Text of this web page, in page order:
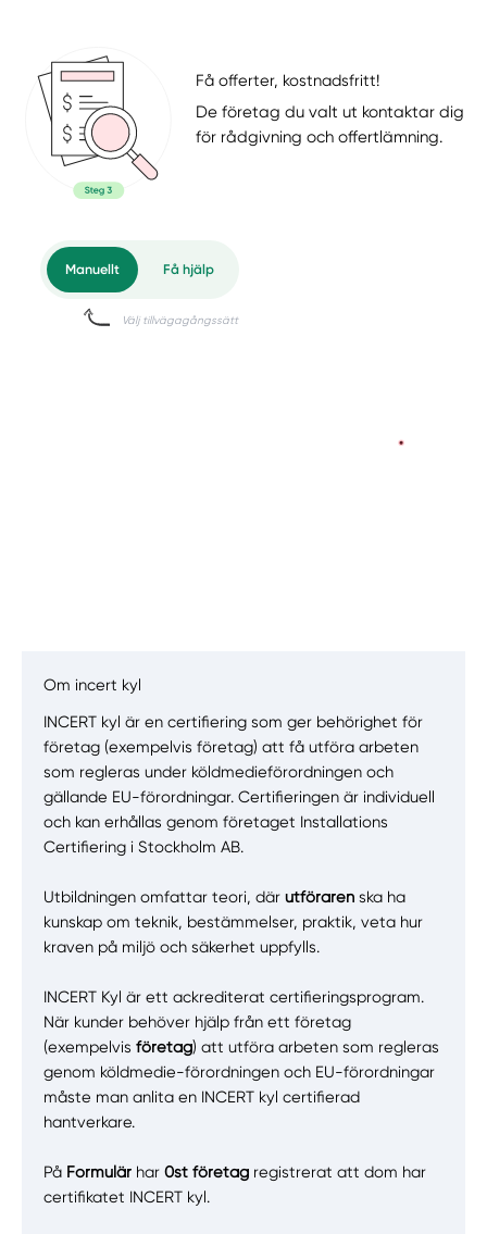
Få offerter, kostnadsfritt!
De företag du valt ut kontaktar dig
för rådgivning och offertlämning.
Manuellt Få hjälp
Välj tillvägagångssätt
Om incert kyl
INCERT kyl är en certifiering som ger behörighet för
företag (exempelvis företag) att få utföra arbeten
som regleras under köldmedieförordningen och
gällande EU-förordningar. Certifieringen är individuell
och kan erhållas genom företaget Installations
Certifiering i Stockholm AB.
Utbildningen omfattar teori, därutföraren ska ha
kunskap om teknik, bestämmelser, praktik, veta hur
kraven på miljö och säkerhet uppfylls.
INCERT Kyl är ett ackrediterat certifieringsprogram.
När kunder behöver hjälp från ett företag
(exempelvisföretag) att utföra arbeten som regleras
genom köldmedie-förordningen och EU-förordningar
måste man anlita en INCERT kyl certifierad
hantverkare.
På Formulär har0st företag registrerat att dom har
certifikatet INCERT kyl.